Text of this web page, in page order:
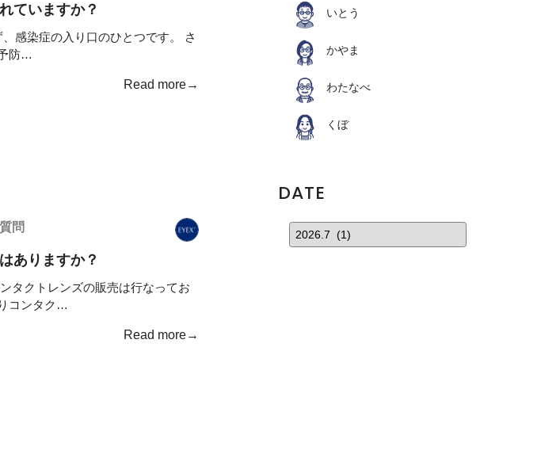
ていますか？
感染症の入り口のひとつです。 さ
防…
Read more→
問
ありますか？
タクトレンズの販売は行なってお
コンタク…
Read more→
いとう
かやま
わたなべ
くぼ
DATE